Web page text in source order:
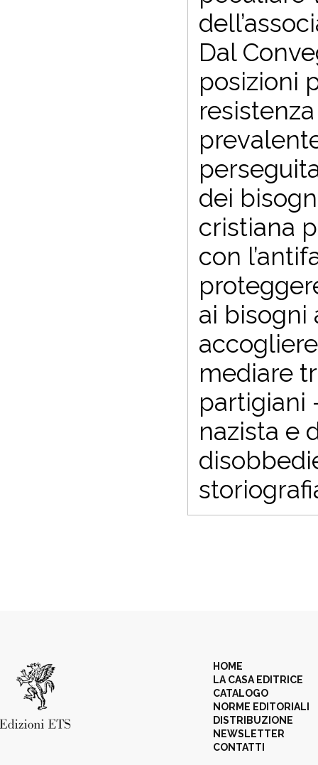
Dal
posizioni
dei
cristiana
con
ai bisogni
mediare
partigiani
nazista e
HOME
LA CASA EDITRICE
CATALOGO
NORME EDITORIALI
DISTRIBUZIONE
NEWSLETTER
CONTATTI